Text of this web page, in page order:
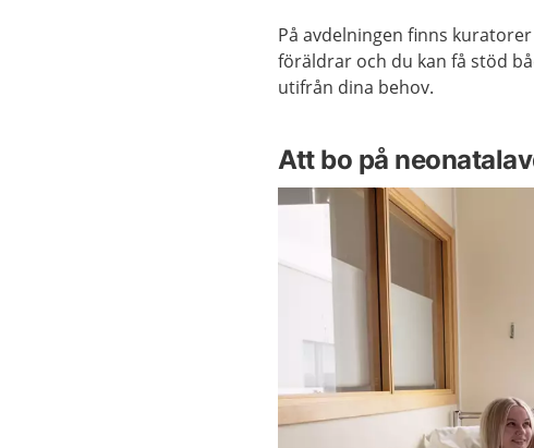
På avdelningen finns
föräldrar och du kan få stöd
utifrån dina behov.
Att bo på